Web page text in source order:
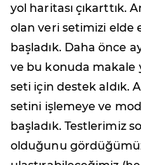
yol haritası çıkarttık.
olan veri setimizi elde
başladık. Daha önce
ve bu konuda makale
seti için destek aldık.
setini işlemeye ve
başladık. Testlerimiz
olduğunu